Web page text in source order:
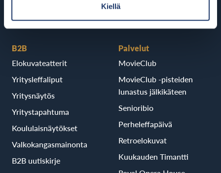
Kiellä
B2B
Elokuvateatterit
Yritysleffaliput
Yritysnäytös
Yritystapahtuma
Koululaisnäytökset
Valkokangasmainonta
B2B uutiskirje
Palvelut
MovieClub
MovieClub -pisteiden
lunastus jälkikäteen
Senioribio
Perheleffapäivä
Retroelokuvat
Kuukauden Timantti